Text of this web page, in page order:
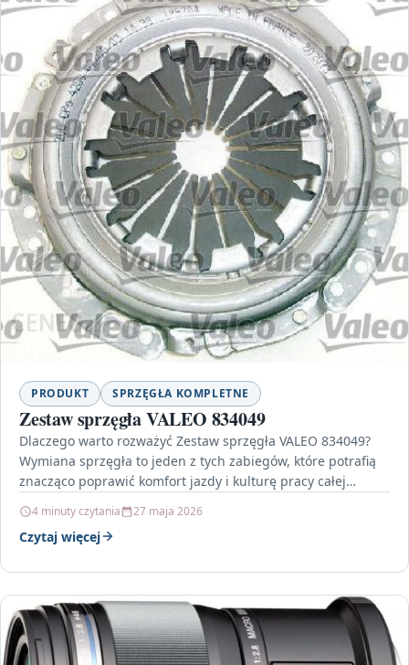
PRODUKT SPRZĘGŁA KOMPLETNE
Zestaw sprzęgła VALEO 834049
Dlaczego warto rozważyć Zestaw sprzęgła VALEO 834049?
Wymiana sprzęgła to jeden z tych zabiegów, które potrafią
znacząco poprawić komfort jazdy i kulturę pracy całej…
4 minuty czytania 27 maja 2026
Czytaj więcej